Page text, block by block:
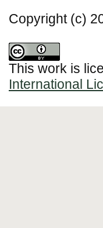
Copyright (c)
This work is
International